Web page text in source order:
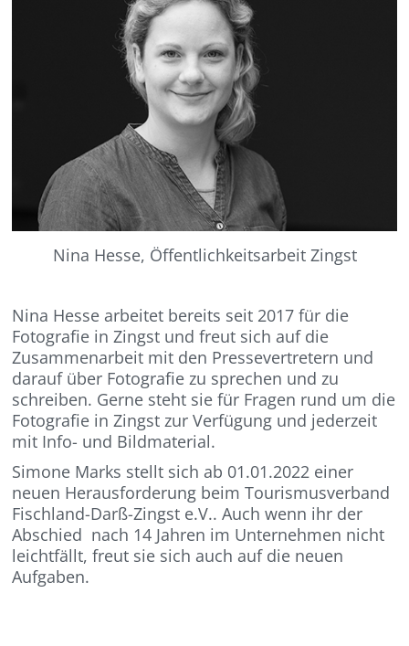
Nina Hesse, Öffentlichkeitsarbeit Zingst
Nina Hesse arbeitet bereits seit 2017 für die
Fotografie in Zingst und freut sich auf die
Zusammenarbeit mit den Pressevertretern und
darauf über Fotografie zu sprechen und zu
schreiben. Gerne steht sie für Fragen rund um die
Fotografie in Zingst zur Verfügung und jederzeit
mit Info- und Bildmaterial.
Simone Marks stellt sich ab 01.01.2022 einer
neuen Herausforderung beim Tourismusverband
Fischland-Darß-Zingst e.V.. Auch wenn ihr der
Abschied nach 14 Jahren im Unternehmen nicht
leichtfällt, freut sie sich auch auf die neuen
Aufgaben.